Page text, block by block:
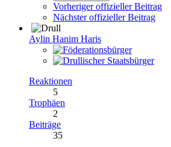
Vorheriger offizieller Beitrag
Nächster offizieller Beitrag
Aylin Hanim Haris
Reaktionen
5
Trophäen
2
Beiträge
35